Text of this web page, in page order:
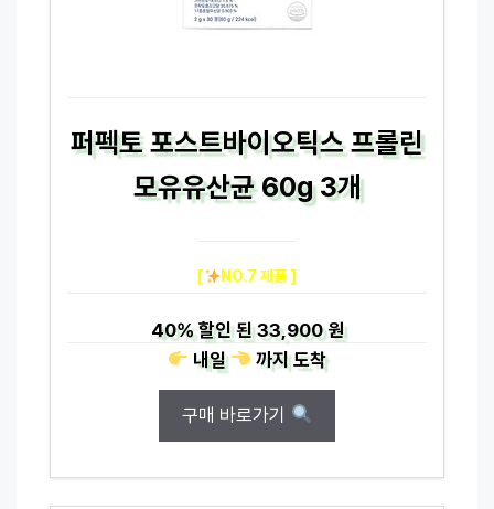
퍼펙토 포스트바이오틱스 프롤린
모유유산균 60g 3개
[ NO.7 제품 ]
40%할인 된33,900 원
내일
까지도착
구매 바로가기